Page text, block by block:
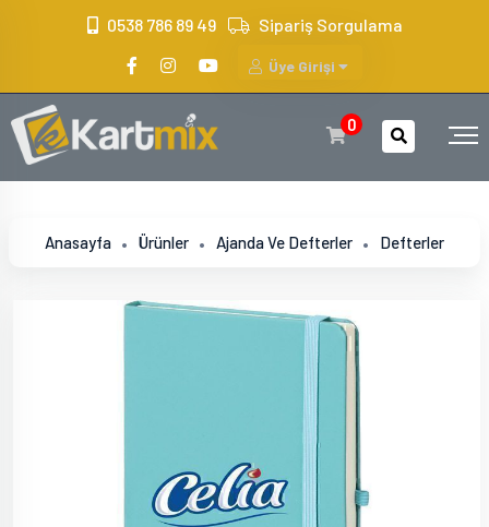
0538 786 89 49 Sipariş Sorgulama
Üye Girişi
0
Anasayfa Ürünler Ajanda Ve Defterler Defterler